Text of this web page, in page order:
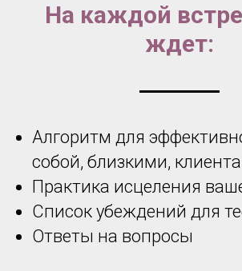
На каждой
ждет:
Алгоритм для
собой, близкими,
Практика исцеления
Список убеждений для
Ответы на вопросы